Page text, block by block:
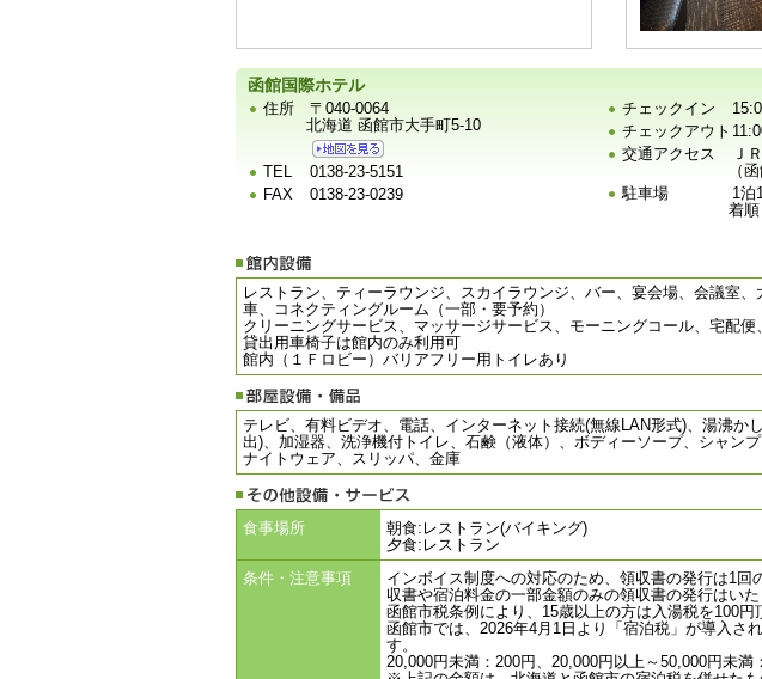
函館国際ホテル
住所
〒040-0064
北海道 函館市大手町5-10
TEL
0138-23-5151
FAX
0138-23-0239
チェックイン
チェックアウト
交通アクセス
Ｊ
（
駐車場
1泊
着順
レストラン、ティーラウンジ、スカイラウンジ、バー、宴会場、会議室
車、コネクティングルーム（一部・要予約）
クリーニングサービス、マッサージサービス、モーニングコール、宅配便
貸出用車椅子は館内のみ利用可
館内（１Ｆロビー）バリアフリー用トイレあり
テレビ、有料ビデオ、電話、インターネット接続(無線LAN形式)、湯沸
出)、加湿器、洗浄機付トイレ、石鹸（液体）、ボディーソープ、シャン
ナイトウェア、スリッパ、金庫
食事場所
朝食:レストラン(バイキング)
夕食:レストラン
条件・注意事項
インボイス制度への対応のため、領収書の発行は1
収書や宿泊料金の一部金額のみの領収書の発行はいた
函館市税条例により、15歳以上の方は入湯税を100
函館市では、2026年4月1日より「宿泊税」が導入さ
す。
20,000円未満：200円、20,000円以上～50,000円未満